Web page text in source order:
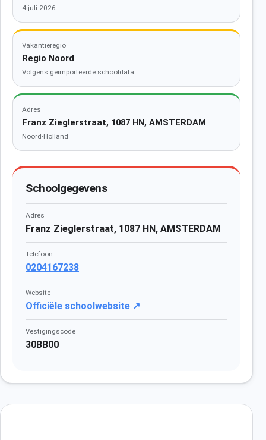
4 juli 2026
Vakantieregio
Regio Noord
Volgens geïmporteerde schooldata
Adres
Franz Zieglerstraat, 1087 HN, AMSTERDAM
Noord-Holland
Schoolgegevens
Adres
Franz Zieglerstraat, 1087 HN, AMSTERDAM
Telefoon
0204167238
Website
Officiële schoolwebsite ↗
Vestigingscode
30BB00